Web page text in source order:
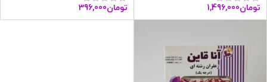
تومان1,496,000 تومان396,000